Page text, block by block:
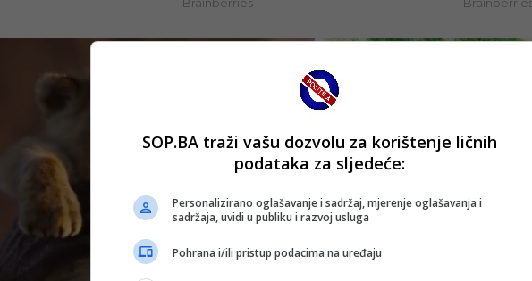
SOP.BA traži vašu dozvolu za korištenje ličnih
podataka za sljedeće:
Personalizirano oglašavanje i sadržaj, mjerenje oglašavanja i
sadržaja, uvidi u publiku i razvoj usluga
Pohrana i/ili pristup podacima na uređaju